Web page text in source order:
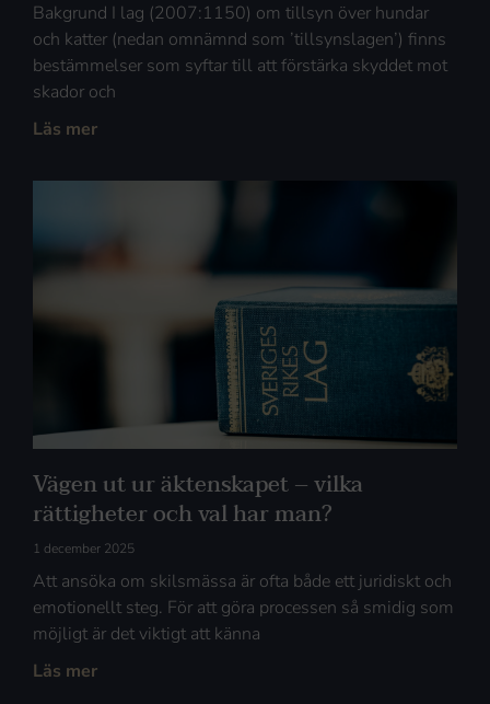
Bakgrund I lag (2007:1150) om tillsyn över hundar
och katter (nedan omnämnd som ’tillsynslagen’) finns
bestämmelser som syftar till att förstärka skyddet mot
skador och
Läs mer
Vägen ut ur äktenskapet – vilka
rättigheter och val har man?
1 december 2025
Att ansöka om skilsmässa är ofta både ett juridiskt och
emotionellt steg. För att göra processen så smidig som
möjligt är det viktigt att känna
Läs mer